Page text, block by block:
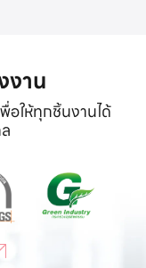
งาน
ให้ทุกชิ้นงานได้